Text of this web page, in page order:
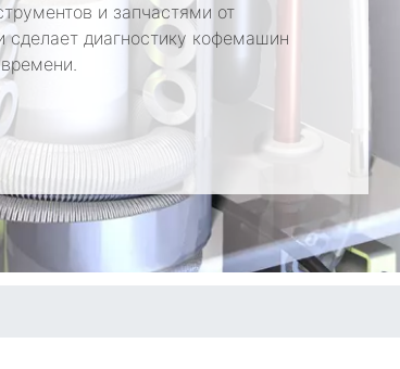
и запчастями от
сделает диагностику кофемашин